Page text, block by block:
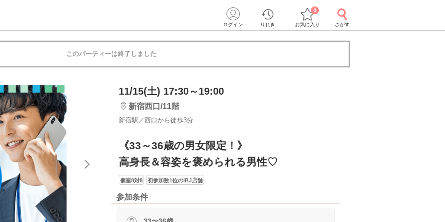
ログイン りれき お気に入り
0
さがす
このパーティーは終了しました
11/15(土) 17:30～19:00
新宿西口/11階
新宿駅／西口から徒歩3分
《33～36歳の男女限定！》
高身長＆容姿を褒められる男性♡
個室8対8 初参加数1位のIBJ店舗
参加条件